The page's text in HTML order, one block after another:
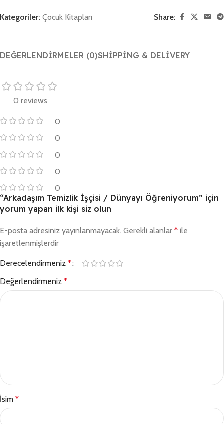
Kategoriler: Çocuk Kitapları Share:
DEĞERLENDIRMELER (0)SHIPPING & DELIVERY
0 reviews
0
0
0
0
0
“Arkadaşım Temizlik İşçisi / Dünyayı Öğreniyorum” için
yorum yapan ilk kişi siz olun
E-posta adresiniz yayınlanmayacak. Gerekli alanlar * ile
işaretlenmişlerdir
Derecelendirmeniz *
Değerlendirmeniz *
İsim *